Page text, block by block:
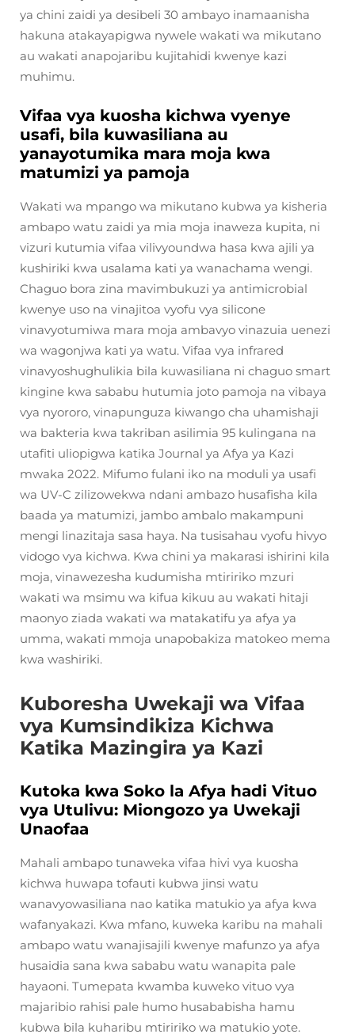
ya chini zaidi ya desibeli 30 ambayo inamaanisha
hakuna atakayapigwa nywele wakati wa mikutano
au wakati anapojaribu kujitahidi kwenye kazi
muhimu.
Vifaa vya kuosha kichwa vyenye
usafi, bila kuwasiliana au
yanayotumika mara moja kwa
matumizi ya pamoja
Wakati wa mpango wa mikutano kubwa ya kisheria
ambapo watu zaidi ya mia moja inaweza kupita, ni
vizuri kutumia vifaa vilivyoundwa hasa kwa ajili ya
kushiriki kwa usalama kati ya wanachama wengi.
Chaguo bora zina mavimbukuzi ya antimicrobial
kwenye uso na vinajitoa vyofu vya silicone
vinavyotumiwa mara moja ambavyo vinazuia uenezi
wa wagonjwa kati ya watu. Vifaa vya infrared
vinavyoshughulikia bila kuwasiliana ni chaguo smart
kingine kwa sababu hutumia joto pamoja na vibaya
vya nyororo, vinapunguza kiwango cha uhamishaji
wa bakteria kwa takriban asilimia 95 kulingana na
utafiti uliopigwa katika Journal ya Afya ya Kazi
mwaka 2022. Mifumo fulani iko na moduli ya usafi
wa UV-C zilizowekwa ndani ambazo husafisha kila
baada ya matumizi, jambo ambalo makampuni
mengi linazitaja sasa haya. Na tusisahau vyofu hivyo
vidogo vya kichwa. Kwa chini ya makarasi ishirini kila
moja, vinawezesha kudumisha mtiririko mzuri
wakati wa msimu wa kifua kikuu au wakati hitaji
maonyo ziada wakati wa matakatifu ya afya ya
umma, wakati mmoja unapobakiza matokeo mema
kwa washiriki.
Kuboresha Uwekaji wa Vifaa
vya Kumsindikiza Kichwa
Katika Mazingira ya Kazi
Kutoka kwa Soko la Afya hadi Vituo
vya Utulivu: Miongozo ya Uwekaji
Unaofaa
Mahali ambapo tunaweka vifaa hivi vya kuosha
kichwa huwapa tofauti kubwa jinsi watu
wanavyowasiliana nao katika matukio ya afya kwa
wafanyakazi. Kwa mfano, kuweka karibu na mahali
ambapo watu wanajisajili kwenye mafunzo ya afya
husaidia sana kwa sababu watu wanapita pale
hayaoni. Tumepata kwamba kuweko vituo vya
majaribio rahisi pale humo husababisha hamu
kubwa bila kuharibu mtiririko wa matukio yote.